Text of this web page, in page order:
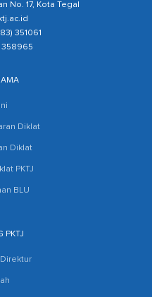
No. 17, Kota Tegal
351061
358965
Diklat
Diklat
PKTJ
BLU
PKTJ